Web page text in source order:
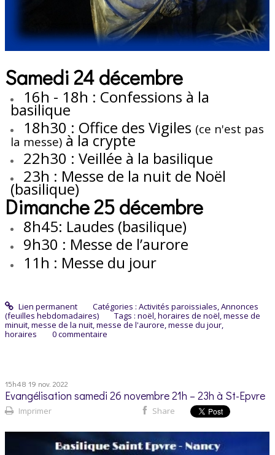
Samedi 24 décembre
16h - 18h : Confessions à la
basilique
18h30 : Office des Vigiles (ce n'est pas
la messe)à la crypte
22h30 : Veillée à la basilique
23h : Messe de la nuit de Noël
(basilique)
Dimanche 25 décembre
8h45: Laudes (basilique)
9h30 : Messe de l’aurore
11h : Messe du jour
Lien permanent Catégories : Activités paroissiales,Annonces
(feuilles hebdomadaires)
Tags : noël,horaires de noël,messe de
minuit,messe de la nuit,messe de l'aurore,messe du jour,
horaires
0commentaire
15h48 19 nov. 2022
Evangélisation samedi 26 novembre 21h – 23h à St-Epvre
Imprimer Share